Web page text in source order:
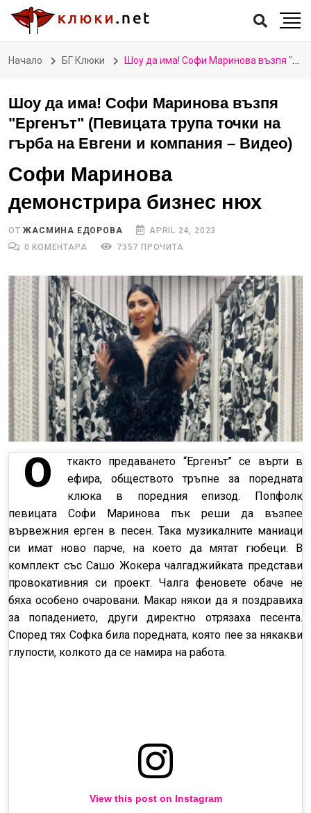
Начало БГ Клюки Шоу да има! Софи Маринова възпя "Ергенът" (Певицата трупа точки на гърба на Евгени и компания – Видео)
Шоу да има! Софи Маринова възпя
"Ергенът" (Певицата трупа точки на
гърба на Евгени и компания – Видео)
Софи Маринова
демонстрира бизнес нюх
ОТЖАСМИНА ЕДОРОВА
APRIL 24, 2023
0 КОМЕНТАРА
7357 ПРОЧИТА
О
ткакто предаването “Ергенът” се върти в
ефира, обществото тръпне за поредната
клюка в поредния епизод. Попфолк
певицата Софи Маринова пък реши да възпее
вървежния ерген в песен. Така музикалните маниаци
си имат ново парче, на което да мятат гюбеци. В
комплект със Сашо Жокера чалгаджийката представи
провокативния си проект. Чалга феновете обаче не
бяха особено очаровани. Макар някои да я поздравиха
за попадението, други директно отрязаха песента.
Според тях Софка била поредната, която пее за някакви
глупости, колкото да се намира на работа.
View this post on Instagram